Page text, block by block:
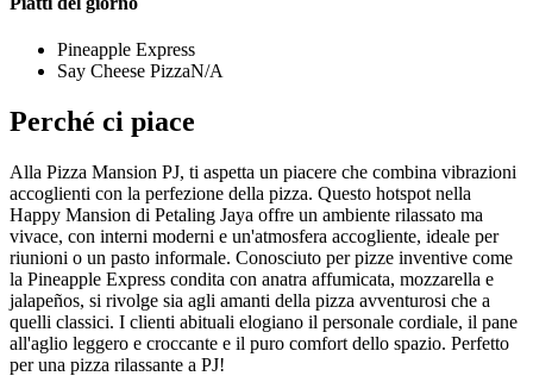
Pineapple Express
Say Cheese PizzaN/A
Perché ci piace
Alla Pizza Mansion PJ, ti aspetta un piacere che combina vibrazioni
accoglienti con la perfezione della pizza. Questo hotspot nella
Happy Mansion di Petaling Jaya offre un ambiente rilassato ma
vivace, con interni moderni e un'atmosfera accogliente, ideale per
riunioni o un pasto informale. Conosciuto per pizze inventive come
la Pineapple Express condita con anatra affumicata, mozzarella e
jalapeños, si rivolge sia agli amanti della pizza avventurosi che a
quelli classici. I clienti abituali elogiano il personale cordiale, il pane
all'aglio leggero e croccante e il puro comfort dello spazio. Perfetto
per una pizza rilassante a PJ!